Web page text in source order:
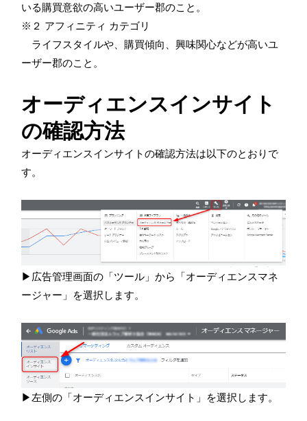
いる購買意欲の高いユーザー郡のこと。
※２ アフィニティ カテゴリ
ライフスタイルや、購買傾向、興味関心などが高いユ
ーザー郡のこと。
オーディエンスインサイト
の確認方法
オーディエンスインサイトの確認方法は以下のとおりで
す。
▶広告管理画面の「ツール」から「オーディエンスマネ
ージャー」を選択します。
▶左側の「オーディエンスインサイト」を選択します。